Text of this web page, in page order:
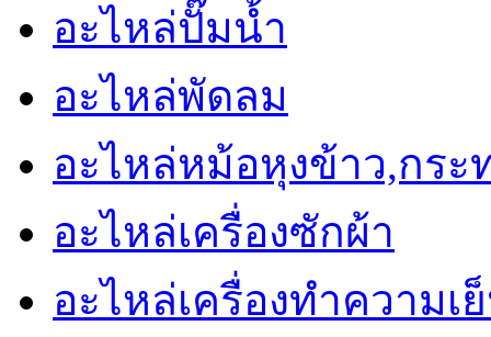
อะไหล่ปั๊มน้ำ
อะไหล่พัดลม
อะไหล่หม้อหุงข้าว,กระ
อะไหล่เครื่องซักผ้า
อะไหล่เครื่องทำความเ